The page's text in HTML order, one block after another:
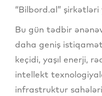
“Bilbord.al” şirkətləri
Bu gün tədbir
daha geniş
keçidi, yaşıl enerji,
intellekt
infrastruktur